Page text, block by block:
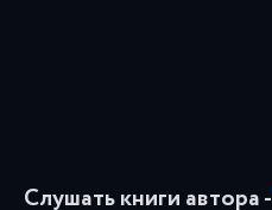
Слушать книги автора -